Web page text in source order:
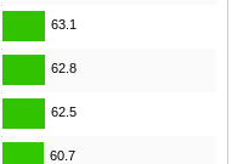
63.1
62.8
62.5
60.7